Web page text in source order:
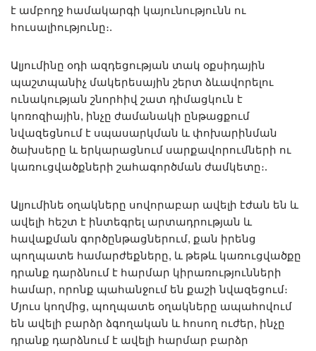
է ամբողջ համակարգի կայունությունն ու
հուսալիությունը։.
Ալյումինը օդի ազդեցության տակ օքսիդային
պաշտպանիչ մակերեսային շերտ ձևավորելու
ունակության շնորհիվ շատ դիմացկուն է
կոռոզիային, ինչը ժամանակի ընթացքում
նվազեցնում է սպասարկման և փոխարինման
ծախսերը և երկարացնում սարքավորումների ու
կառուցվածքների շահագործման ժամկետը։.
Ալյումինե օղակները սովորաբար ավելի էժան են և
ավելի հեշտ է ինտեգրել արտադրության և
հավաքման գործընթացներում, քան իրենց
պողպատե համարժեքները, և թեթև կառուցվածքը
դրանք դարձնում է հարմար կիրառությունների
համար, որոնք պահանջում են քաշի նվազեցում։
Մյուս կողմից, պողպատե օղակները ապահովում
են ավելի բարձր ձգողական և հոսող ուժեր, ինչը
դրանք դարձնում է ավելի հարմար բարձր